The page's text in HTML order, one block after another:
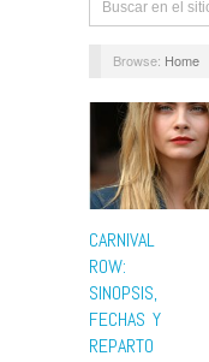
Browse: Home
CARNIVAL
ROW:
SINOPSIS,
FECHAS Y
REPARTO